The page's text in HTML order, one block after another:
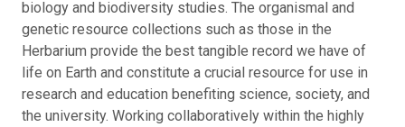
biology and biodiversity studies. The organismal and
genetic resource collections such as those in the
Herbarium provide the best tangible record we have of
life on Earth and constitute a crucial resource for use in
research and education benefiting science, society, and
the university. Working collaboratively within the highly